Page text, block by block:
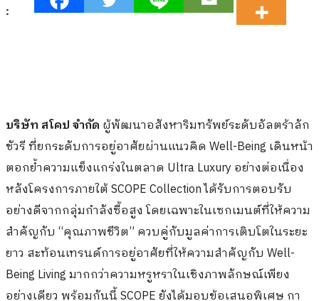
:
บริษัท สโคป จำกัด ผู้พัฒนาอสังหาริมทรัพย์ระดับอัลตร้าลัก
ชัวรี ที่ยกระดับการอยู่อาศัยผ่านแนวคิด Well-Being เดินหน้า
ตอกย้ำความแข็งแกร่งในตลาด Ultra Luxury อย่างต่อเนื่อง
หลังโครงการภายใต้ SCOPE Collection ได้รับการตอบรับ
อย่างดีจากกลุ่มกำลังซื้อสูง โดยเฉพาะในเซกเมนต์ที่ให้ความ
สำคัญกับ “คุณภาพชีวิต” ควบคู่กับมูลค่าการเติบโตในระยะ
ยาว สะท้อนเทรนด์การอยู่อาศัยที่ให้ความสำคัญกับ Well-
Being Living มากกว่าความหรูหราในเชิงภาพลักษณ์เพียง
อย่างเดียว พร้อมกันนี้ SCOPE ยังได้มอบข้อเสนอพิเศษ กา